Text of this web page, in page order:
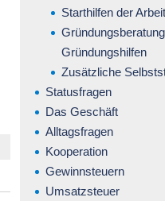
Starthilfen der
Gründungshilfen
Zusätzliche
Statusfragen
Das Geschäft
Alltagsfragen
Kooperation
Gewinnsteuern
Umsatzsteuer